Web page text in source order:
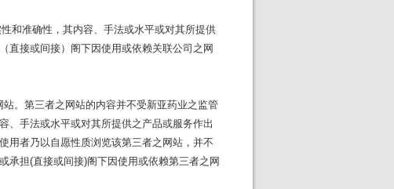
和准确性，其内容、手法或水平或对其所提供
直接或间接）阁下因使用或依赖关联公司之网
。第三者之网站的内容并不受新亚药业之监管
、手法或水平或对其所提供之产品或服务作出
用者乃以自愿性质浏览该第三者之网站，并不
承担(直接或间接)阁下因使用或依赖第三者之网